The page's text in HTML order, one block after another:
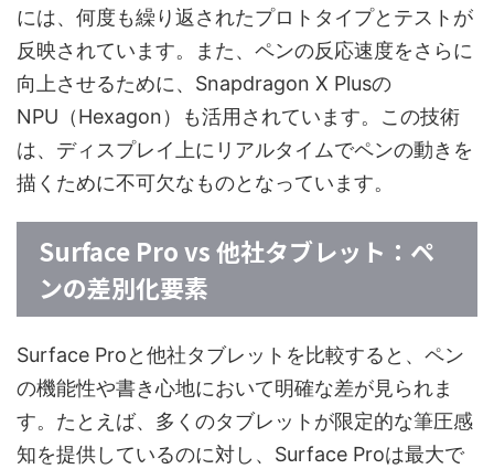
には、何度も繰り返されたプロトタイプとテストが
反映されています。また、ペンの反応速度をさらに
向上させるために、Snapdragon X Plusの
NPU（Hexagon）も活用されています。この技術
は、ディスプレイ上にリアルタイムでペンの動きを
描くために不可欠なものとなっています。
Surface Pro vs 他社タブレット：ペ
ンの差別化要素
Surface Proと他社タブレットを比較すると、ペン
の機能性や書き心地において明確な差が見られま
す。たとえば、多くのタブレットが限定的な筆圧感
知を提供しているのに対し、Surface Proは最大で